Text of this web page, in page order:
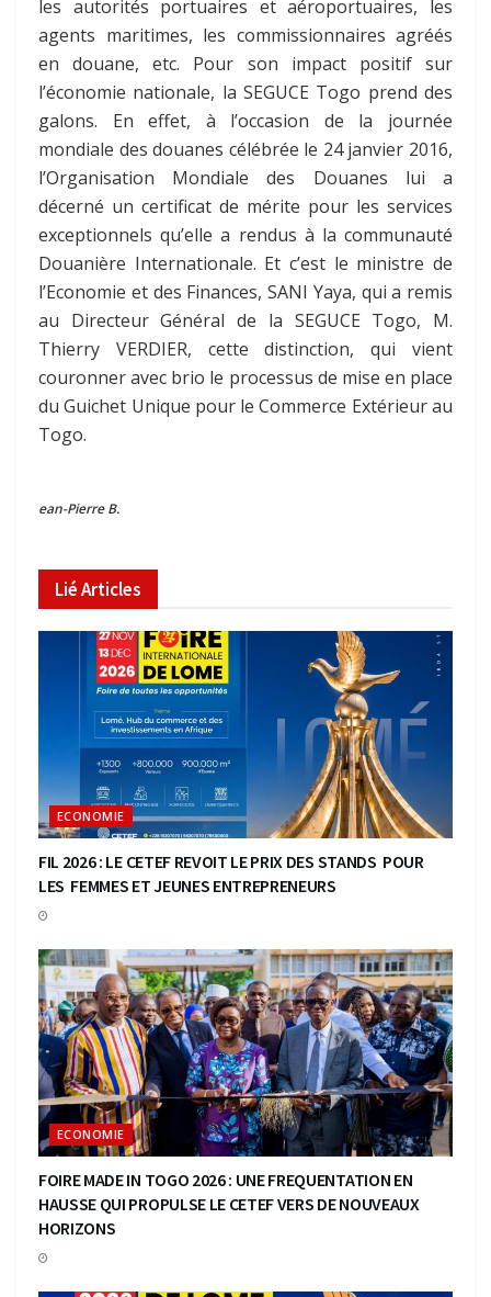
les autorités portuaires et aéroportuaires, les
agents maritimes, les commissionnaires agréés
en douane, etc. Pour son impact positif sur
l’économie nationale, la SEGUCE Togo prend des
galons. En effet, à l’occasion de la journée
mondiale des douanes célébrée le 24 janvier 2016,
l’Organisation Mondiale des Douanes lui a
décerné un certificat de mérite pour les services
exceptionnels qu’elle a rendus à la communauté
Douanière Internationale. Et c’est le ministre de
l’Economie et des Finances, SANI Yaya, qui a remis
au Directeur Général de la SEGUCE Togo, M.
Thierry VERDIER, cette distinction, qui vient
couronner avec brio le processus de mise en place
du Guichet Unique pour le Commerce Extérieur au
Togo.
ean-Pierre B.
LiéArticles
ECONOMIE
FIL 2026 : LE CETEF REVOIT LE PRIX DES STANDS POUR
LES FEMMES ET JEUNES ENTREPRENEURS
ECONOMIE
FOIRE MADE IN TOGO 2026 : UNE FREQUENTATION EN
HAUSSE QUI PROPULSE LE CETEF VERS DE NOUVEAUX
HORIZONS